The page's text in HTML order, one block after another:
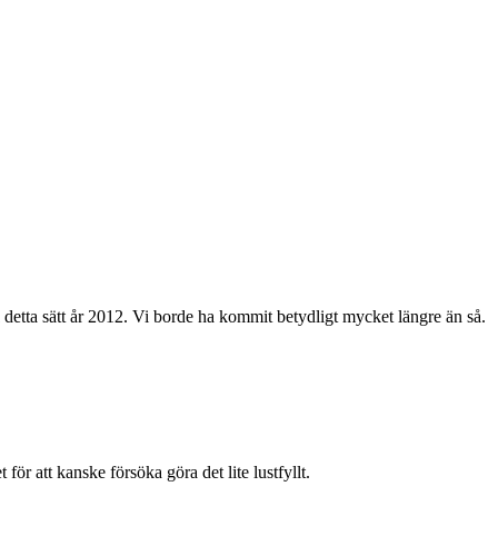
sätt år 2012. Vi borde ha kommit betydligt mycket längre än så.
för att kanske försöka göra det lite lustfyllt.